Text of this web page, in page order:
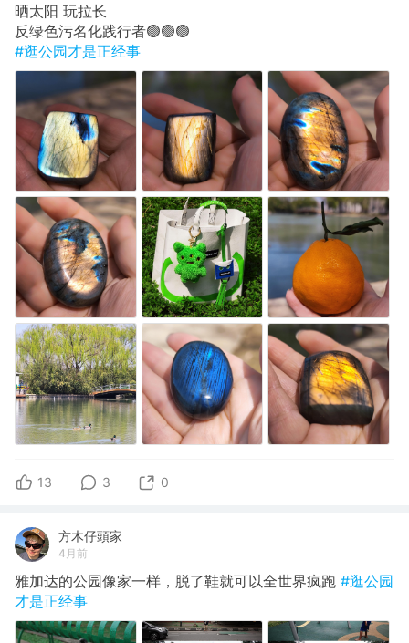
晒太阳 玩拉长
反绿色污名化践行者🟢🟢🟢
#逛公园才是正经事
13 3 0
方木仔頭家
4月前
雅加达的公园像家一样，脱了鞋就可以全世界疯跑 #逛公园
才是正经事